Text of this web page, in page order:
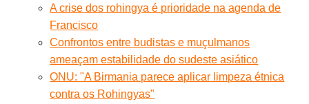
A crise dos rohingya é prioridade na agenda de
Francisco
Confrontos entre budistas e muçulmanos
ameaçam estabilidade do sudeste asiático
ONU: "A Birmania parece aplicar limpeza étnica
contra os Rohingyas"